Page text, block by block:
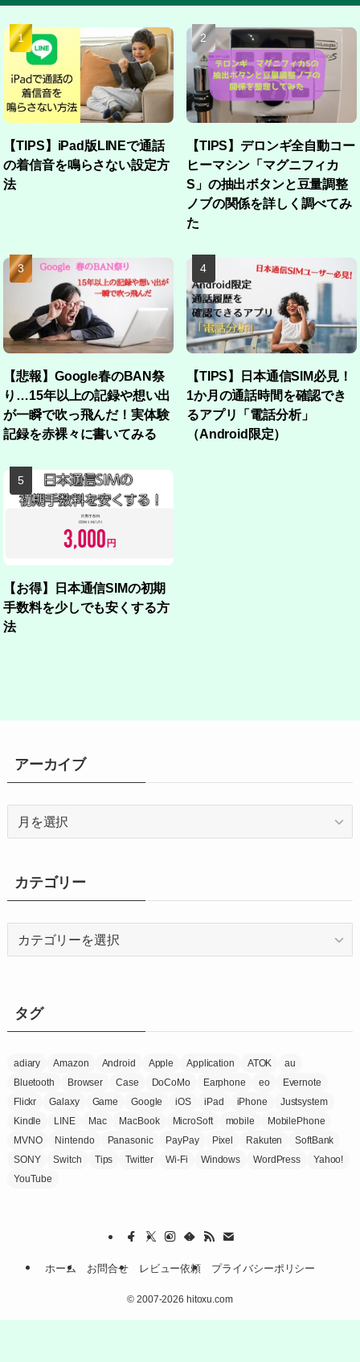
【TIPS】iPad版LINEで通話
の着信音を鳴らさない設定方
法
【TIPS】デロンギ全自動コー
ヒーマシン「マグニフィカ
S」の抽出ボタンと豆量調整
ノブの関係を詳しく調べてみ
た
【悲報】Google春のBAN祭
り…15年以上の記録や想い出
が一瞬で吹っ飛んだ！実体験
記録を赤裸々に書いてみる
【TIPS】日本通信SIM必見！
1か月の通話時間を確認でき
るアプリ「電話分析」
（Android限定）
【お得】日本通信SIMの初期
手数料を少しでも安くする方
法
アーカイブ
ブ
カテゴリー
ータグ
adiary Amazon Android Apple Application ATOK
au
Bluetooth
Browser Case DoCoMo Earphone eo
Evernote
Flickr
Galaxy Game Google iOS iPad iPhone
Justsystem
Kindle
LINE Mac MacBook MicroSoft mobile
MobilePhone
MVNO
Nintendo Panasonic PayPay Pixel Rakuten
SoftBank
SONY
Switch Tips Twitter Wi-Fi Windows WordPress
Yahoo!
YouTube
ホーム お問合せ レビュー依頼 プライバシーポリシー
© 2007-2026 hitoxu.com